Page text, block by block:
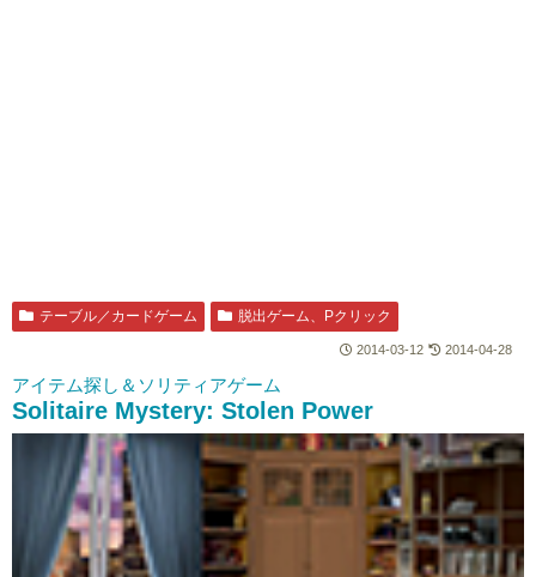
テーブル／カードゲーム 脱出ゲーム、Pクリック
2014-03-12 2014-04-28
アイテム探し＆ソリティアゲーム
Solitaire Mystery: Stolen Power